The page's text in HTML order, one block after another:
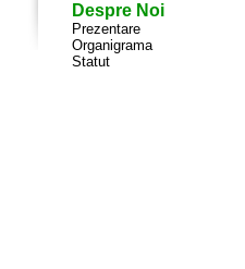
Despre Noi
Prezentare
Organigrama
Statut